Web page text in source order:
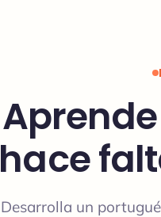
hace
Desarrolla un